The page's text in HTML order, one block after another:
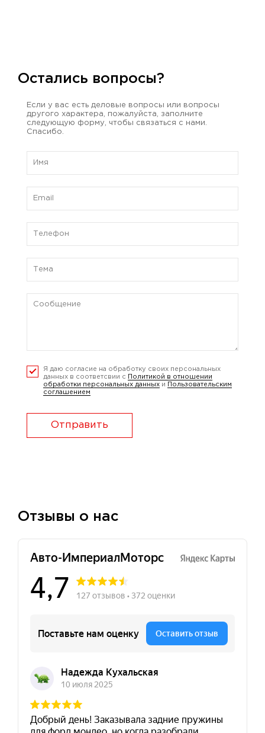
Остались вопросы?
Если у вас есть деловые вопросы или вопросы
другого характера, пожалуйста, заполните
следующую форму, чтобы связаться с нами.
Спасибо.
Я даю согласие на обработку своих персональных
данных в соответсвии с
Политикой в отношении
обработки персональных данных и
Пользовательским
соглашением
Отправить
Отзывы о нас